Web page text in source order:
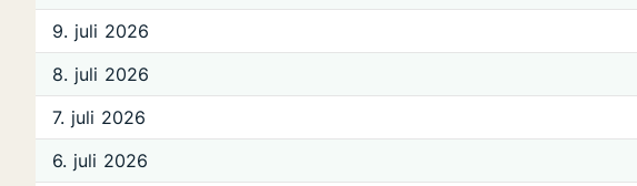
9. juli 2026
8. juli 2026
7. juli 2026
6. juli 2026